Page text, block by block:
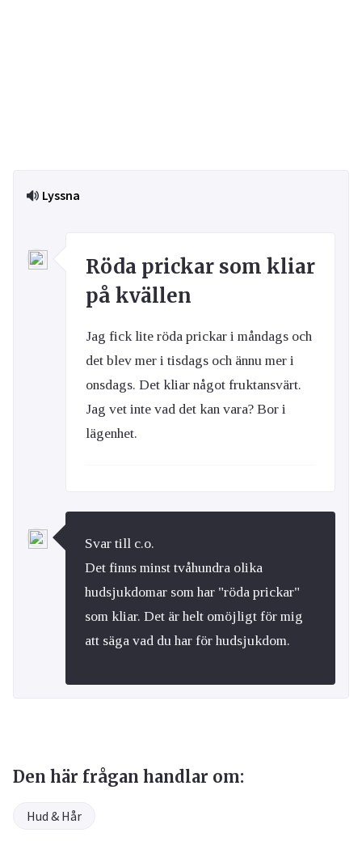
Lyssna
Röda prickar som kliar
på kvällen
Jag fick lite röda prickar i måndags och
det blev mer i tisdags och ännu mer i
onsdags. Det kliar något fruktansvärt.
Jag vet inte vad det kan vara? Bor i
lägenhet.
Svar till c.o.
Det finns minst tvåhundra olika
hudsjukdomar som har "röda prickar"
som kliar. Det är helt omöjligt för mig
att säga vad du har för hudsjukdom.
Den här frågan handlar om:
Hud & Hår